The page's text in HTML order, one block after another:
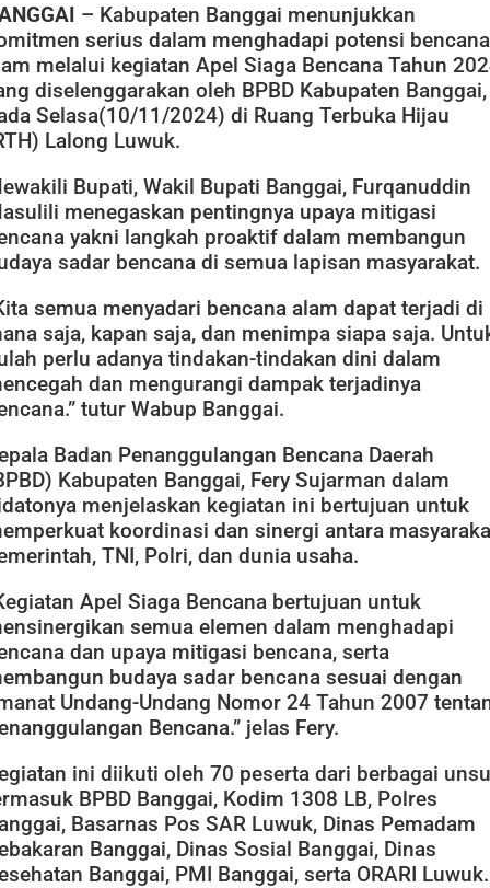
– Kabupaten Banggai menunjukkan
serius dalam menghadapi potensi bencana
melalui kegiatan Apel Siaga Bencana Tahun
diselenggarakan oleh BPBD Kabupaten Banggai,
Selasa(10/11/2024) di Ruang Terbuka Hijau
Lalong Luwuk.
Bupati, Wakil Bupati Banggai, Furqanuddin
menegaskan pentingnya upaya mitigasi
yakni langkah proaktif dalam membangun
sadar bencana di semua lapisan masyarakat.
semua menyadari bencana alam dapat terjadi di
saja, kapan saja, dan menimpa siapa saja.
perlu adanya tindakan-tindakan dini dalam
dan mengurangi dampak terjadinya
tutur Wabup Banggai.
Badan Penanggulangan Bencana Daerah
Kabupaten Banggai, Fery Sujarman dalam
menjelaskan kegiatan ini bertujuan untuk
koordinasi dan sinergi antara
TNI, Polri, dan dunia usaha.
Apel Siaga Bencana bertujuan untuk
semua elemen dalam menghadapi
dan upaya mitigasi bencana, serta
budaya sadar bencana sesuai dengan
Undang-Undang Nomor 24 Tahun 2007
Bencana.” jelas Fery.
ini diikuti oleh 70 peserta dari berbagai
BPBD Banggai, Kodim 1308 LB, Polres
Basarnas Pos SAR Luwuk, Dinas Pemadam
Banggai, Dinas Sosial Banggai, Dinas
Banggai, PMI Banggai, serta ORARI Luwuk.